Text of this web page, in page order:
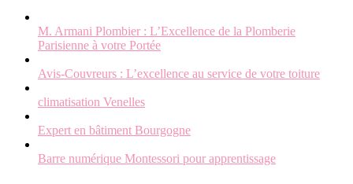
M. Armani Plombier : L’Excellence de la Plomberie
Parisienne à votre Portée
Avis-Couvreurs : L’excellence au service de votre toiture
climatisation Venelles
Expert en bâtiment Bourgogne
Barre numérique Montessori pour apprentissage